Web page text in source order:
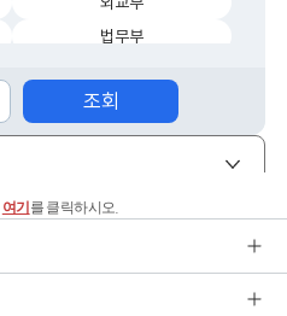
여기 를 클릭하시오.